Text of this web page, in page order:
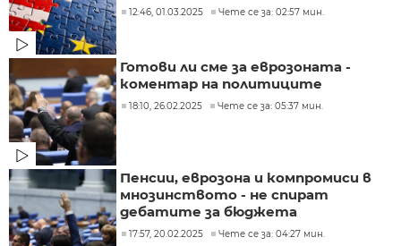
12:46, 01.03.2025 Чете се за: 02:57 мин.
Готови ли сме за еврозоната -
коментар на политиците
18:10, 26.02.2025 Чете се за: 05:37 мин.
Пенсии, еврозона и компромиси в
мнозинството - не спират
дебатите за бюджета
17:57, 20.02.2025 Чете се за: 04:27 мин.